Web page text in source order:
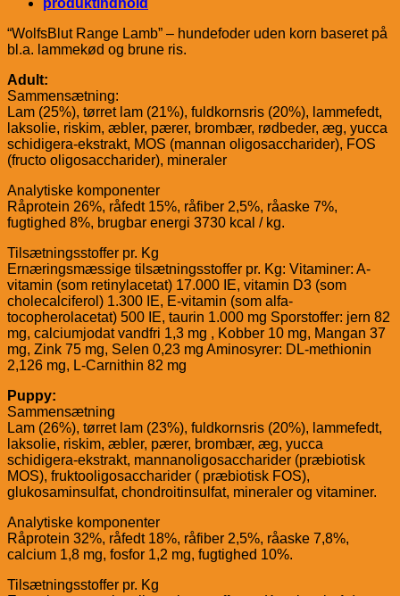
“WolfsBlut Range Lamb” – hundefoder uden korn baseret på
bl.a. lammekød og brune ris.
Adult:
Sammensætning:
Lam (25%), tørret lam (21%), fuldkornsris (20%), lammefedt,
laksolie, riskim, æbler, pærer, brombær, rødbeder, æg, yucca
schidigera-ekstrakt, MOS (mannan oligosaccharider), FOS
(fructo oligosaccharider), mineraler
Analytiske komponenter
Råprotein 26%, råfedt 15%, råfiber 2,5%, råaske 7%,
fugtighed 8%, brugbar energi 3730 kcal / kg.
Tilsætningsstoffer pr. Kg
Ernæringsmæssige tilsætningsstoffer pr. Kg: Vitaminer: A-
vitamin (som retinylacetat) 17.000 IE, vitamin D3 (som
cholecalciferol) 1.300 IE, E-vitamin (som alfa-
tocopherolacetat) 500 IE, taurin 1.000 mg Sporstoffer: jern 82
mg, calciumjodat vandfri 1,3 mg , Kobber 10 mg, Mangan 37
mg, Zink 75 mg, Selen 0,23 mg Aminosyrer: DL-methionin
2,126 mg, L-Carnithin 82 mg
Puppy:
Sammensætning
Lam (26%), tørret lam (23%), fuldkornsris (20%), lammefedt,
laksolie, riskim, æbler, pærer, brombær, æg, yucca
schidigera-ekstrakt, mannanoligosaccharider (præbiotisk
MOS), fruktooligosaccharider ( præbiotisk FOS),
glukosaminsulfat, chondroitinsulfat, mineraler og vitaminer.
Analytiske komponenter
Råprotein 32%, råfedt 18%, råfiber 2,5%, råaske 7,8%,
calcium 1,8 mg, fosfor 1,2 mg, fugtighed 10%.
Tilsætningsstoffer pr. Kg